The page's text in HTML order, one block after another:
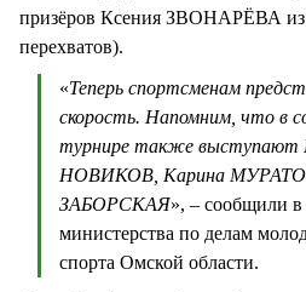
призёров Ксения ЗВОНАРЁВА из
перехватов).
«Теперь спортсменам
скорость. Напомним, что в
турнире также
НОВИКОВ, Карина
ЗАБОРСКАЯ», – сообщили в
министерства по делам
спорта Омской области.